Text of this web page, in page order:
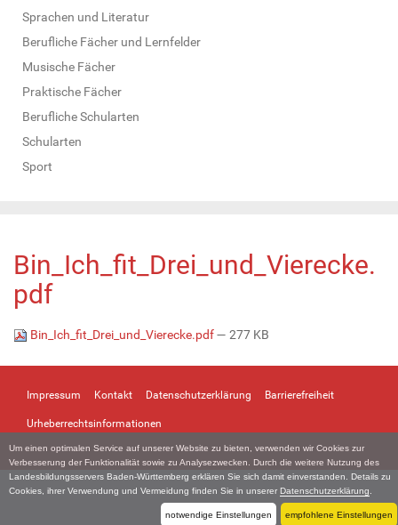
Um einen optimalen Service auf unserer Website zu bieten, verwenden wir Cookies zur
Verbesserung der Funktionalität sowie zu Analysezwecken. Durch die weitere Nutzung des
Landesbildungsservers Baden-Württemberg erklären Sie sich damit einverstanden. Details zu
Cookies, ihrer Verwendung und Vermeidung finden Sie in unserer Datenschutzerklärung
notwendige Einstellungen empfohlene Einstellungen
Sprachen und Literatur
Berufliche Fächer und Lernfelder
Musische Fächer
Praktische Fächer
Berufliche Schularten
Schularten
Sport
Bin_Ich_fit_Drei_und_Vierecke.
pdf
Bin_Ich_fit_Drei_und_Vierecke.pdf— 277 KB
Impressum Kontakt Datenschutzerklärung Barrierefreiheit
Urheberrechtsinformationen